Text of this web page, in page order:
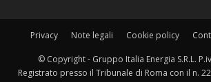
Privacy Note legali Cookie policy
© Copyright - Gruppo Italia Energia S.R.L.
Registrato presso il Tribunale di Roma con il n.